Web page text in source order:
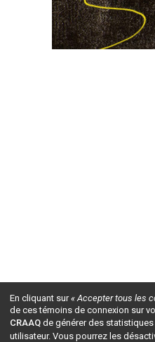
En cliquant sur« Accepter tous les
de ces témoins de connexion sur
CRAAQ de générer des
utilisateur. Vous pourrez les